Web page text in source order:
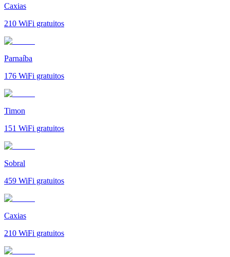
Caxias
210 WiFi gratuitos
Parnaíba
176 WiFi gratuitos
Timon
151 WiFi gratuitos
Sobral
459 WiFi gratuitos
Caxias
210 WiFi gratuitos